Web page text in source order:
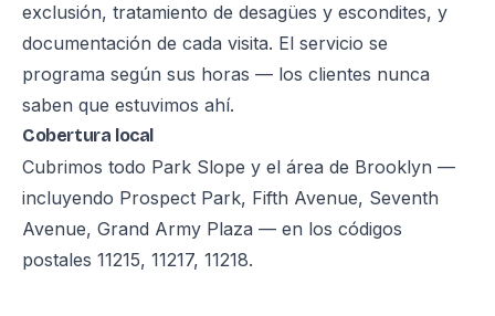
exclusión, tratamiento de desagües y escondites, y
documentación de cada visita. El servicio se
programa según sus horas — los clientes nunca
saben que estuvimos ahí.
Cobertura local
Cubrimos todo Park Slope y el área de Brooklyn —
incluyendo Prospect Park, Fifth Avenue, Seventh
Avenue, Grand Army Plaza — en los códigos
postales 11215, 11217, 11218.